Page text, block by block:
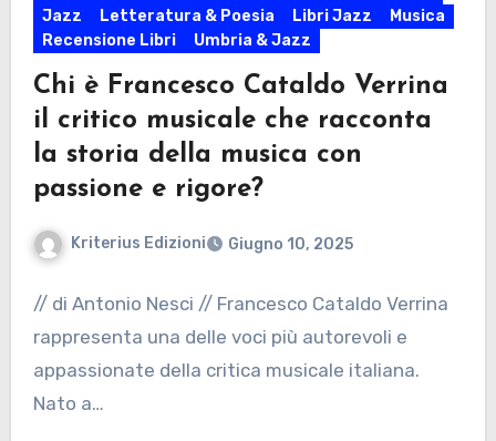
Jazz
Letteratura & Poesia Libri Jazz
Musica
Recensione Libri
Umbria & Jazz
Chi è Francesco Cataldo Verrina
il critico musicale che racconta
la storia della musica con
passione e rigore?
Kriterius Edizioni Giugno 10, 2025
// di Antonio Nesci // Francesco Cataldo Verrina
rappresenta una delle voci più autorevoli e
appassionate della critica musicale italiana.
Nato a…